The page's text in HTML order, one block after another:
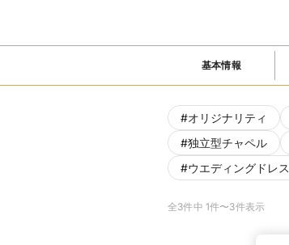
基本情報
#オリジナリティ
#独立型チャペル
#ウエディングドレス
全3件中 1件〜3件表示